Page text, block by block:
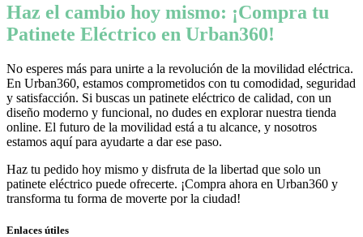
Haz el cambio hoy mismo: ¡Compra tu
Patinete Eléctrico en Urban360!
No esperes más para unirte a la revolución de la movilidad eléctrica.
En Urban360, estamos comprometidos con tu comodidad, seguridad
y satisfacción. Si buscas un patinete eléctrico de calidad, con un
diseño moderno y funcional, no dudes en explorar nuestra tienda
online. El futuro de la movilidad está a tu alcance, y nosotros
estamos aquí para ayudarte a dar ese paso.
Haz tu pedido hoy mismo y disfruta de la libertad que solo un
patinete eléctrico puede ofrecerte. ¡Compra ahora en Urban360 y
transforma tu forma de moverte por la ciudad!
Enlaces útiles